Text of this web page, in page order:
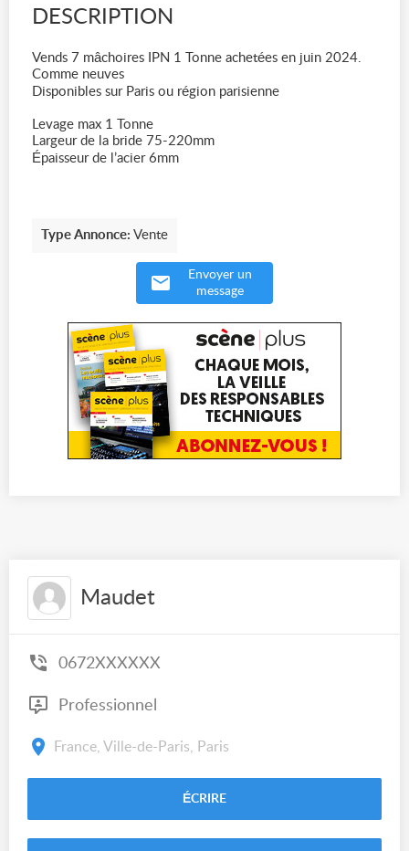
DESCRIPTION
Vends 7 mâchoires IPN 1 Tonne achetées en juin 2024.
Comme neuves
Disponibles sur Paris ou région parisienne
Levage max 1 Tonne
Largeur de la bride 75-220mm
Épaisseur de l’acier 6mm
Type Annonce: Vente
Envoyer un
message
Maudet
0672XXXXXX
Professionnel
France, Ville-de-Paris, Paris
ÉCRIRE